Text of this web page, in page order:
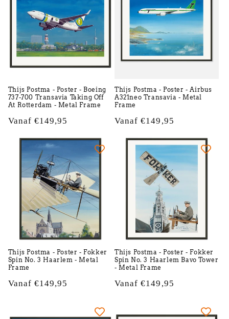
Thijs Postma - Poster - Boeing
737-700 Transavia Taking Off
At Rotterdam - Metal Frame
Normale
Vanaf €149,95
Thijs Postma - Poster - Airbus
A321neo Transavia - Metal
Frame
Normale
Vanaf €149,95
Thijs Postma - Poster - Fokker
Spin No. 3 Haarlem - Metal
Frame
Normale
Vanaf €149,95
Thijs Postma - Poster - Fokker
Spin No. 3 Haarlem Bavo Tower
- Metal Frame
Normale
Vanaf €149,95